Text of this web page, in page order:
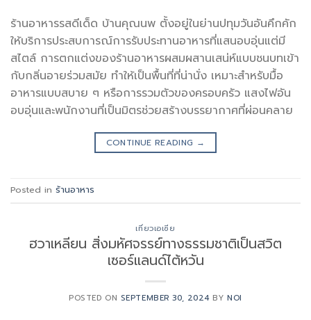
ร้านอาหารรสดีเด็ด บ้านคุณนพ ตั้งอยู่ในย่านปทุมวันอันคึกคัก
ให้บริการประสบการณ์การรับประทานอาหารที่แสนอบอุ่นแต่มี
สไตล์ การตกแต่งของร้านอาหารผสมผสานเสน่ห์แบบชนบทเข้า
กับกลิ่นอายร่วมสมัย ทำให้เป็นพื้นที่ที่น่านั่ง เหมาะสำหรับมื้อ
อาหารแบบสบาย ๆ หรือการรวมตัวของครอบครัว แสงไฟอัน
อบอุ่นและพนักงานที่เป็นมิตรช่วยสร้างบรรยากาศที่ผ่อนคลาย
CONTINUE READING →
Posted in ร้านอาหาร
เที่ยวเอเซีย
ฮวาเหลียน สิ่งมหัศจรรย์ทางธรรมชาติเป็นสวิต
เซอร์แลนด์ไต้หวัน
POSTED ON SEPTEMBER 30, 2024 BYNOI